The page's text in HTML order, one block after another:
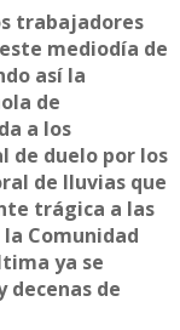
trabajadores
mediodía de
así la
de
a los
de duelo por los
de lluvias que
trágica a las
Comunidad
ya se
decenas de